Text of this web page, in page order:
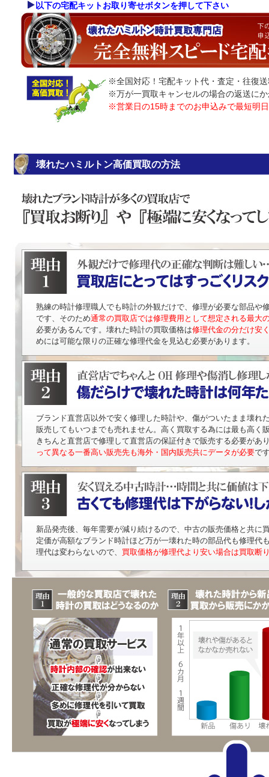
以下の宅配キットお取り寄せボタンを押して下さい
※全国対応！宅配キット代・査定・往復
※万が一買取キャンセルの場合の返送に
※営業日の15時までのお申込みで最短明
壊れたハミルトン高価買取の方法
熟練の時計修理職人でも時計の外観だけで、修理が必要な部品や
です、そのため通常の買取店では修理費用として想定される最大
必要があるんです。壊れた時計の買取価格は修理代金の分だけ安
めには可能な限りの正確な修理代金を見込む必要があります。
ブランド直営店以外で安く修理した時計や、傷がついたまま壊れ
販売してもいつまでも売れません。高く買取する為には最も高く
きちんと直営店で修理して直営店の保証付きで販売する必要があ
って異なる一番高い販売先も海外・国内販売共にデータが必要で
新品発売後、毎年需要が減り続けるので、中古の販売価格と共に
定価が高額なブランド時計ほど万が一壊れた時の部品代も修理代
理代は変わらないので、 買取価格が修理代より安い場合は買取断